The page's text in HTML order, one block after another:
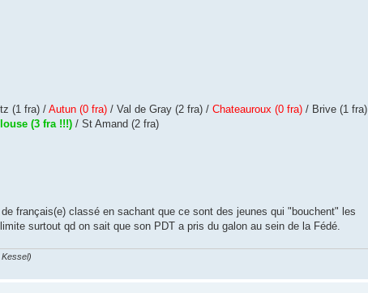
(1 fra) / Autun (0 fra) / Val de Gray (2 fra) / Chateauroux (0 fra) / Brive (1 fra)
(3 fra !!!) / St Amand (2 fra)
français(e) classé en sachant que ce sont des jeunes qui "bouchent" les
surtout qd on sait que son PDT a pris du galon au sein de la Fédé.